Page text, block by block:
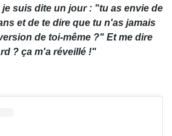
je suis dite un jour : "tu as envie de
et de te dire que tu n'as jamais
de toi-même ?" Et me dire
? ça m'a réveillé !"